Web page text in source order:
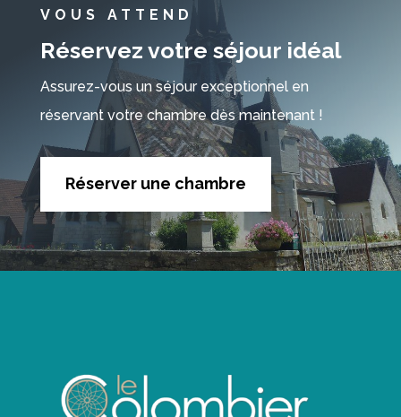
VOUS ATTEND
Réservez votre séjour idéal
Assurez-vous un séjour exceptionnel en
réservant votre chambre dès maintenant !
Réserver une chambre